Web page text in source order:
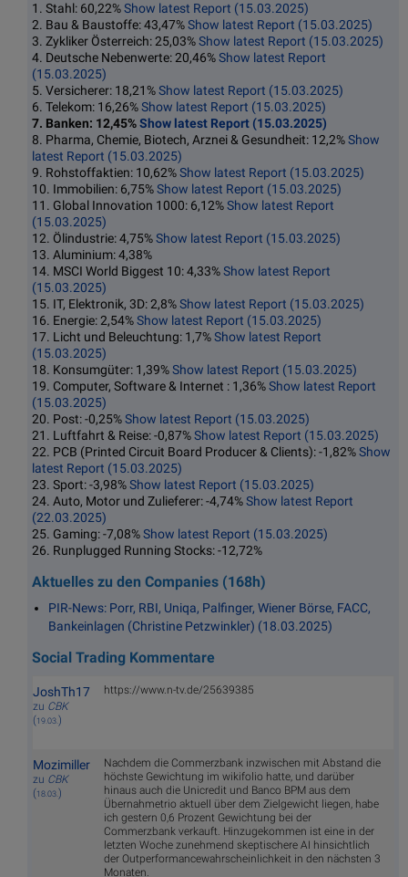
1. Stahl: 60,22%Show latest Report (15.03.2025)
2. Bau & Baustoffe: 43,47%Show latest Report (15.03.2025)
3. Zykliker Österreich: 25,03%Show latest Report (15.03.2025)
4. Deutsche Nebenwerte: 20,46%Show latest Report
(15.03.2025)
5. Versicherer: 18,21%Show latest Report (15.03.2025)
6. Telekom: 16,26%Show latest Report (15.03.2025)
7. Banken: 12,45%Show latest Report (15.03.2025)
8. Pharma, Chemie, Biotech, Arznei & Gesundheit: 12,2%Show
latest Report (15.03.2025)
9. Rohstoffaktien: 10,62%Show latest Report (15.03.2025)
10. Immobilien: 6,75%Show latest Report (15.03.2025)
11. Global Innovation 1000: 6,12%Show latest Report
(15.03.2025)
12. Ölindustrie: 4,75%Show latest Report (15.03.2025)
13. Aluminium: 4,38%
14. MSCI World Biggest 10: 4,33%Show latest Report
(15.03.2025)
15. IT, Elektronik, 3D: 2,8%Show latest Report (15.03.2025)
16. Energie: 2,54%Show latest Report (15.03.2025)
17. Licht und Beleuchtung: 1,7%Show latest Report
(15.03.2025)
18. Konsumgüter: 1,39%Show latest Report (15.03.2025)
19. Computer, Software & Internet : 1,36%Show latest Report
(15.03.2025)
20. Post: -0,25%Show latest Report (15.03.2025)
21. Luftfahrt & Reise: -0,87%Show latest Report (15.03.2025)
22. PCB (Printed Circuit Board Producer & Clients): -1,82%Show
latest Report (15.03.2025)
23. Sport: -3,98%Show latest Report (15.03.2025)
24. Auto, Motor und Zulieferer: -4,74%Show latest Report
(22.03.2025)
25. Gaming: -7,08%Show latest Report (15.03.2025)
26. Runplugged Running Stocks: -12,72%
Aktuelles zu den Companies (168h)
PIR-News: Porr, RBI, Uniqa, Palfinger, Wiener Börse, FACC,
Bankeinlagen (Christine Petzwinkler) (18.03.2025)
Social Trading Kommentare
JoshTh17
zu CBK
(19.03. )
https://www.n-tv.de/25639385
Mozimiller
zu CBK
(18.03. )
Nachdem die Commerzbank inzwischen mit Abstand die
höchste Gewichtung im wikifolio hatte, und darüber
hinaus auch die Unicredit und Banco BPM aus dem
Übernahmetrio aktuell über dem Zielgewicht liegen, habe
ich gestern 0,6 Prozent Gewichtung bei der
Commerzbank verkauft. Hinzugekommen ist eine in der
letzten Woche zunehmend skeptischere AI hinsichtlich
der Outperformancewahrscheinlichkeit in den nächsten 3
Monaten.